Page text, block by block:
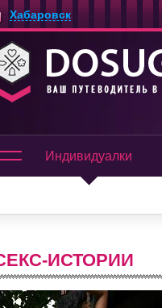
Хабаровск
Индивидуалки
ИСТОРИИ